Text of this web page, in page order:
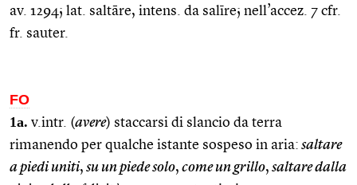
av. 1294; lat. saltāre, intens. da salīre; nell’accez. 7 cfr.
fr. sauter.
FO
1a. v.intr. (avere) staccarsi di slancio da terra
rimanendo per qualche istante sospeso in aria: saltare
a piedi uniti, su un piede solo, come un grillo, saltare dalla